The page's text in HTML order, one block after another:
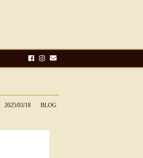
2025/03/18 BLOG